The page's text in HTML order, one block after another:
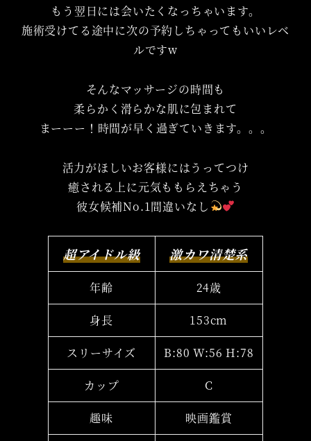
もう翌日には会いたくなっちゃいます。
施術受けてる途中に次の予約しちゃってもいいレベ
ルですw
そんなマッサージの時間も
柔らかく滑らかな肌に包まれて
まーーー！時間が早く過ぎていきます。。。
活力がほしいお客様にはうってつけ
癒される上に元気ももらえちゃう
彼女候補No.1間違いなし
超アイドル級 激カワ清楚系
年齢 24歳
身長 153cm
スリーサイズ B:80 W:56 H:78
カップ C
趣味 映画鑑賞